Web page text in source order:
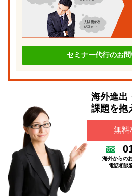
セミナー代行のお
海外進出
課題を抱
無料
海外からの
電話相談